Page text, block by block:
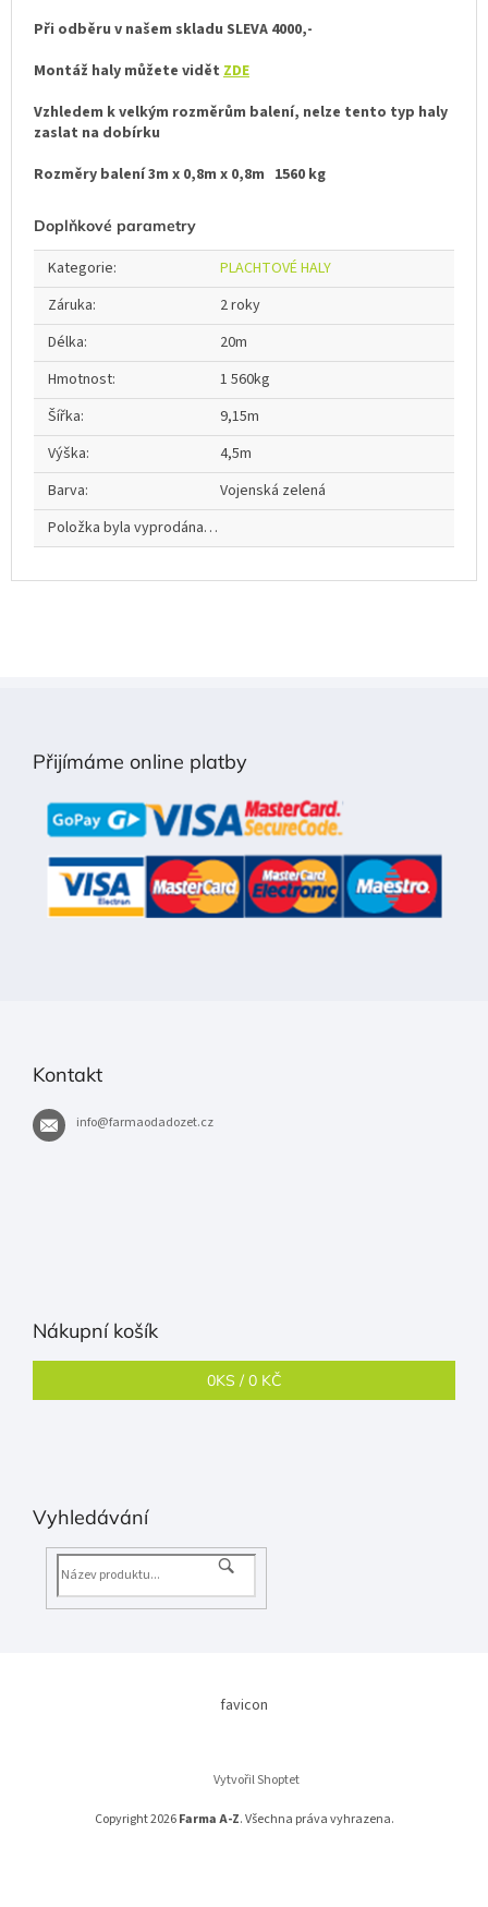
Při odběru v našem skladu SLEVA 4000,-
Montáž haly můžete vidět ZDE
Vzhledem k velkým rozměrům balení, nelze tento typ haly
zaslat na dobírku
Rozměry balení 3m x 0,8m x 0,8m 1560 kg
Doplňkové parametry
Kategorie:
PLACHTOVÉ HALY
Záruka:
2 roky
Délka:
20m
Hmotnost:
1 560kg
Šířka:
9,15m
Výška:
4,5m
Barva:
Vojenská zelená
Položka byla vyprodána…
Přijímáme online platby
Kontakt
info@farmaodadozet.cz
Nákupní košík
0KS /0 KČ
Vyhledávání
favicon
Vytvořil Shoptet
Copyright 2026Farma A-Z. Všechna práva vyhrazena.